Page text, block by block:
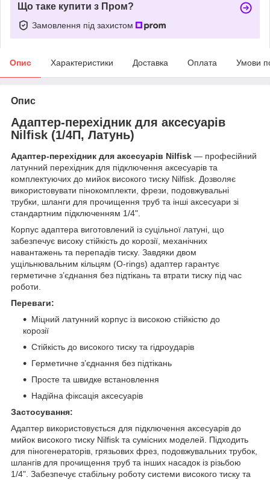
Що таке купити з Пром?
Замовлення під захистом
Опис Характеристики Доставка Оплата Умови
Опис
Адаптер-перехідник для аксесуарів
Nilfisk (1/4П, Латунь)
Адаптер-перехідник для аксесуарів Nilfisk — професійний
латунний перехідник для підключення аксесуарів та
комплектуючих до мийок високого тиску Nilfisk. Дозволяє
використовувати пінокомплекти, фрези, подовжувальні
трубки, шланги для прочищення труб та інші аксесуари зі
стандартним підключенням 1/4".
Корпус адаптера виготовлений із суцільної латуні, що
забезпечує високу стійкість до корозії, механічних
навантажень та перепадів тиску. Завдяки двом
ущільнювальним кільцям (O-rings) адаптер гарантує
герметичне з’єднання без підтікань та втрати тиску під час
роботи.
Переваги:
Міцний латунний корпус із високою стійкістю до
корозії
Стійкість до високого тиску та гідроударів
Герметичне з’єднання без підтікань
Просте та швидке встановлення
Надійна фіксація аксесуарів
Застосування:
Адаптер використовується для підключення аксесуарів до
мийок високого тиску Nilfisk та сумісних моделей. Підходить
для піногенераторів, грязьових фрез, подовжувальних трубок,
шлангів для прочищення труб та інших насадок із різьбою
1/4". Забезпечує стабільну роботу системи високого тиску та